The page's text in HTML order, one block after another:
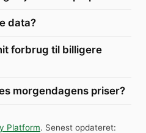
data?
forbrug til billigere
morgendagens priser?
Platform. Senest opdateret: